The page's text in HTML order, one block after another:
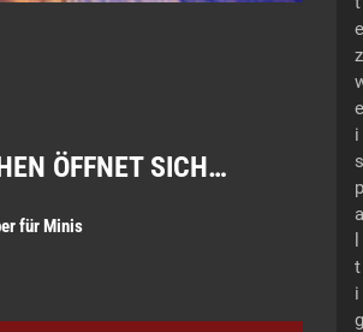
ÖFFNET SICH…
für Minis
e
z
e
i
s
p
a
t
i
g